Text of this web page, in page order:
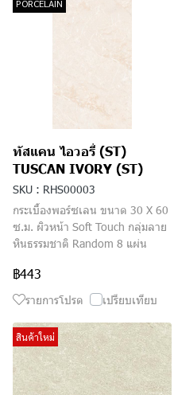
PORCELAIN
ทัสแคน ไอวอรี่ (ST)
TUSCAN IVORY (ST)
SKU : RHS00003
กระเบื้องพอร์ซเลน ขนาด 30 X 60
ซ.ม. ผิวหน้า Soft Touch กลุ่มลาย
หินธรรมชาติ Random 8 แผ่น
฿443
รายการโปรด เปรียบเทียบ
สินค้าใหม่